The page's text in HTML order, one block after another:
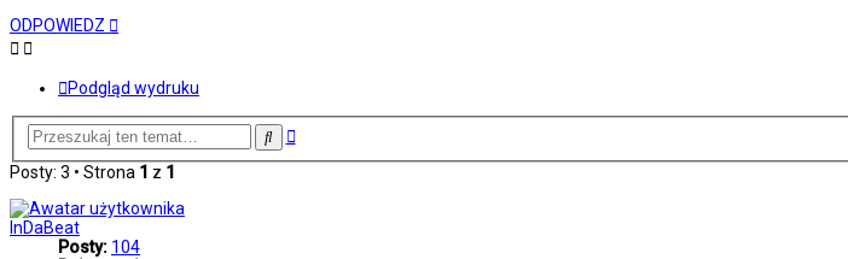
ODPOWIEDZ
Podgląd wydruku
SzukajWyszukiwanie
Posty: 3 • Strona 1 z 1
InDaBeat
Posty: 104